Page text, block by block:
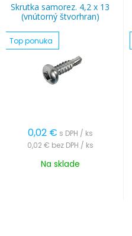
Skrutka samorez. 4,2 x 13
(vnútorný štvorhran)
Top ponuka
0,02 € s DPH / ks
0,02 € bez DPH / ks
Na sklade